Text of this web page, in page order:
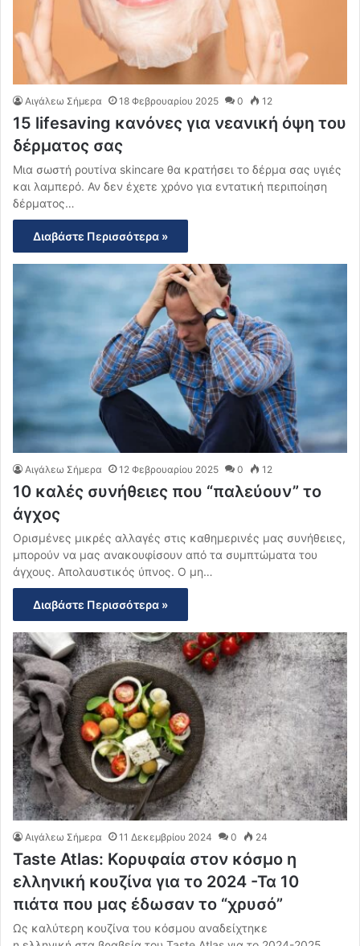
Αιγάλεω Σήμερα 18 Φεβρουαρίου 2025 0 12
15 lifesaving κανόνες για νεανική όψη του
δέρματος σας
Μια σωστή ρουτίνα skincare θα κρατήσει το δέρμα σας υγιές
και λαμπερό. Αν δεν έχετε χρόνο για εντατική περιποίηση
δέρματος…
Διαβάστε Περισσότερα »
Αιγάλεω Σήμερα 12 Φεβρουαρίου 2025 0 12
10 καλές συνήθειες που “παλεύουν” το
άγχος
Ορισμένες μικρές αλλαγές στις καθημερινές μας συνήθειες,
μπορούν να μας ανακουφίσουν από τα συμπτώματα του
άγχους. Απολαυστικός ύπνος. Ο μη…
Διαβάστε Περισσότερα »
Αιγάλεω Σήμερα 11 Δεκεμβρίου 2024 0 24
Taste Atlas: Κορυφαία στον κόσμο η
ελληνική κουζίνα για το 2024 -Τα 10
πιάτα που μας έδωσαν το “χρυσό”
Ως καλύτερη κουζίνα του κόσμου αναδείχτηκε